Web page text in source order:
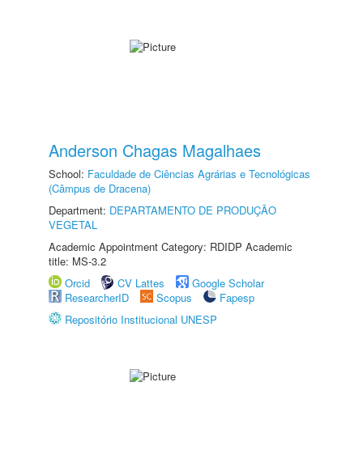
Anderson Chagas Magalhaes
School: Faculdade de Ciências Agrárias e Tecnológicas
(Câmpus de Dracena)
Department: DEPARTAMENTO DE PRODUÇÃO
VEGETAL
Academic Appointment Category: RDIDP Academic
title: MS-3.2
Orcid
CV Lattes
Google Scholar
ResearcherID
Scopus
Fapesp
Repositório Institucional UNESP